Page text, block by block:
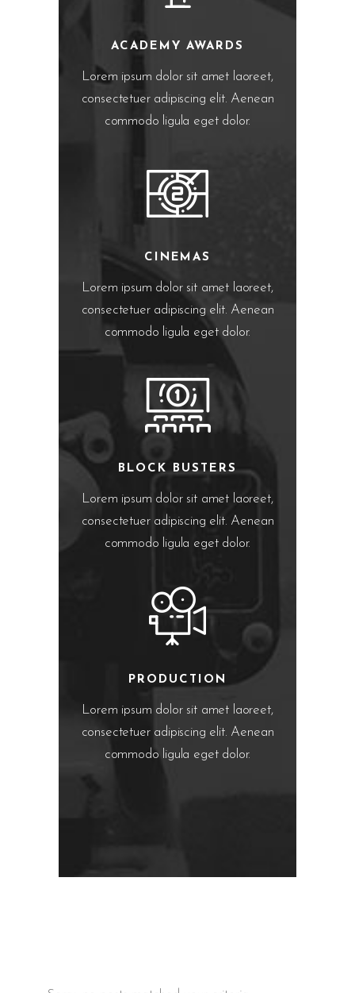
ACADEMY AWARDS
Lorem ipsum dolor sit amet laoreet,
consectetuer adipiscing elit. Aenean
commodo ligula eget dolor.
CINEMAS
Lorem ipsum dolor sit amet laoreet,
consectetuer adipiscing elit. Aenean
commodo ligula eget dolor.
BLOCK BUSTERS
Lorem ipsum dolor sit amet laoreet,
consectetuer adipiscing elit. Aenean
commodo ligula eget dolor.
PRODUCTION
Lorem ipsum dolor sit amet laoreet,
consectetuer adipiscing elit. Aenean
commodo ligula eget dolor.